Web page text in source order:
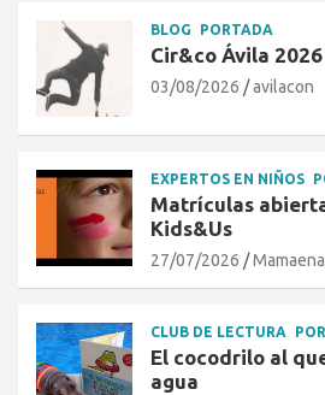
BLOG PORTADA
Cir&co Ávila 2026
03/08/2026 avilacon
EXPERTOS EN NIÑOS
Matrículas
Kids&Us
27/07/2026
CLUB DE LECTURA
El cocodrilo al
agua